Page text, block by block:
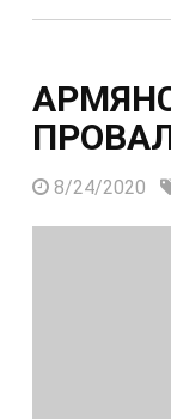
8/24/2020